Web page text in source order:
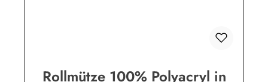
Rollmütze 100% Polyacryl in